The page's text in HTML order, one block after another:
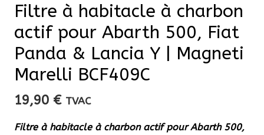
Filtre à habitacle à charbon
actif pour Abarth 500, Fiat
Panda & Lancia Y | Magneti
Marelli BCF409C
19,90 € TVAC
Filtre à habitacle à charbon actif pour Abarth 500,